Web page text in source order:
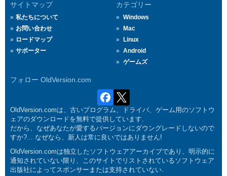
サイトマップ
私たちについて
お問い合わせ
ロードマップ
サポーター
カテゴリー
Windows
Mac
Linux
Android
ゲームズ
フォロー OldVersion.com
OldVersion.comは、古いプログラム、ドライバ、ゲーム用のソフトウ
ェアのダウンロードを無料で提供しています.
だから、なぜあなたが愛するバージョンにダウングレードしないので
すか?... なぜなら、新人は常に良いではありません!
OldVersion.comは独立したソフトウェアアーカイブであり、明示的に
通知されていない限り、このサイトでリストされているソフトウェア
出版社によってスポンサーまたは支持されていない.